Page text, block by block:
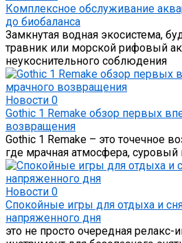
Комплексное обслуживание
до биобаланса
Замкнутая водная экосистема,
травник или морской рифовый
неукоснительного соблюдения
Новости 0
Gothic 1 Remake обзор первых
возвращения
Gothic 1 Remake – это точечное
где мрачная атмосфера,
Новости 0
Спокойные игры для отдыха и
напряженного дня
это не просто очередная релакс-